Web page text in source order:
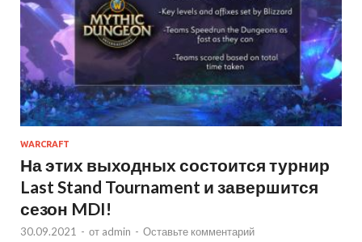
WARCRAFT
На этих выходных состоится турнир
Last Stand Tournament и завершится
сезон MDI!
30.09.2021 - от admin - Оставьте комментарий